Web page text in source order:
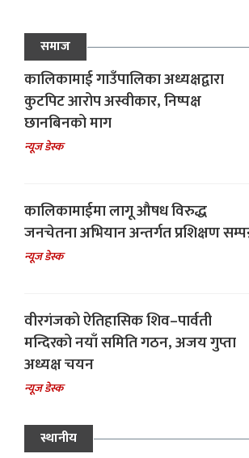
समाज
कालिकामाई गाउँपालिका अध्यक्षद्वारा
कुटपिट आरोप अस्वीकार, निष्पक्ष
छानबिनको माग
न्यूज डेस्क
कालिकामाईमा लागू औषध विरुद्ध
जनचेतना अभियान अन्तर्गत प्रशिक्षण
न्यूज डेस्क
वीरगंजको ऐतिहासिक शिव–पार्वती
मन्दिरको नयाँ समिति गठन, अजय गुप्ता
अध्यक्ष चयन
न्यूज डेस्क
स्थानीय